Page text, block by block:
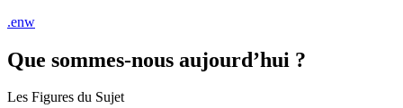
.enw
Que sommes-nous aujourd’hui ?
Les Figures du Sujet